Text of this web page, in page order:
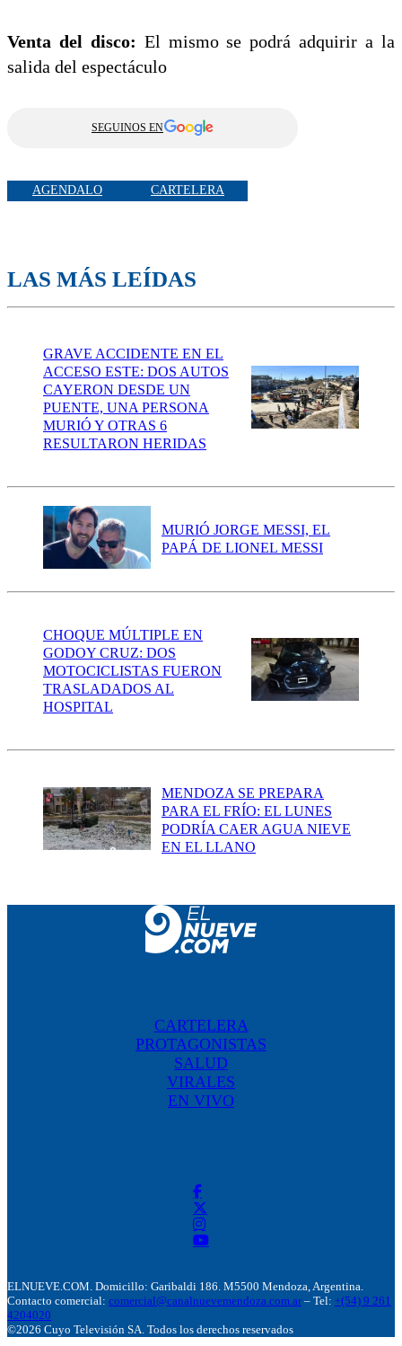
Venta del disco: El mismo se podrá adquirir a la
salida del espectáculo
SEGUINOS EN
AGENDALO CARTELERA
LAS MÁS LEÍDAS
GRAVE ACCIDENTE EN EL
ACCESO ESTE: DOS AUTOS
CAYERON DESDE UN
PUENTE, UNA PERSONA
MURIÓ Y OTRAS 6
RESULTARON HERIDAS
MURIÓ JORGE MESSI, EL
PAPÁ DE LIONEL MESSI
CHOQUE MÚLTIPLE EN
GODOY CRUZ: DOS
MOTOCICLISTAS FUERON
TRASLADADOS AL
HOSPITAL
MENDOZA SE PREPARA
PARA EL FRÍO: EL LUNES
PODRÍA CAER AGUA NIEVE
EN EL LLANO
CARTELERA
PROTAGONISTAS
SALUD
VIRALES
EN VIVO
ELNUEVE.COM. Domicillo: Garibaldi 186. M5500 Mendoza, Argentina.
Contacto comercial: comercial@canalnuevemendoza.com.ar – Tel: +(54) 9 261
4204020
©2026 Cuyo Televisión SA. Todos los derechos reservados